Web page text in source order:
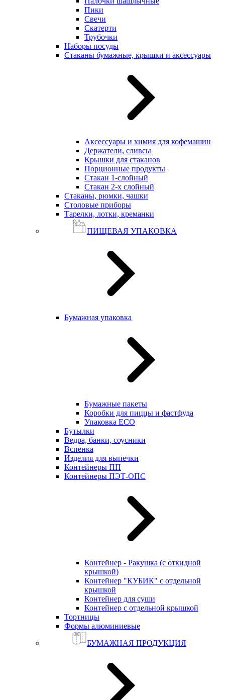
Пики
Свечи
Скатерти
Трубочки
Наборы посуды
Стаканы бумажные, крышки и аксессуары
Аксессуары и химия для кофемашин
Держатели, сливсы
Крышки для стаканов
Порционные продукты
Стакан 1-слойный
Стакан 2-х слойный
Стаканы, рюмки, чашки
Столовые приборы
Тарелки, лотки, креманки
ПИЩЕВАЯ УПАКОВКА
Бумажная упаковка
Бумажные пакеты
Коробки для пиццы и фастфуда
Упаковка ECO
Бутылки
Ведра, банки, соусники
Вспенка
Изделия для выпечки
Контейнеры ПП
Контейнеры ПЭТ-ОПС
Контейнер - Ракушка (с откидной
крышкой)
Контейнер "КУБИК" с отдельной
крышкой
Контейнер для суши
Контейнер с отдельной крышкой
Тортницы
Формы алюминиевые
БУМАЖНАЯ ПРОДУКЦИЯ